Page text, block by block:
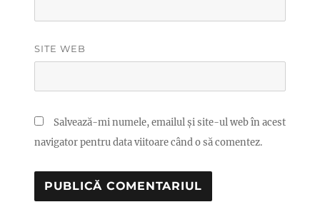
SITE WEB
Salvează-mi numele, emailul și site-ul web în acest
navigator pentru data viitoare când o să comentez.